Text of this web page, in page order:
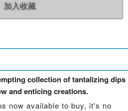
加入收藏
collection of tantalizing dips
and enticing creations.
now available to buy, it's no